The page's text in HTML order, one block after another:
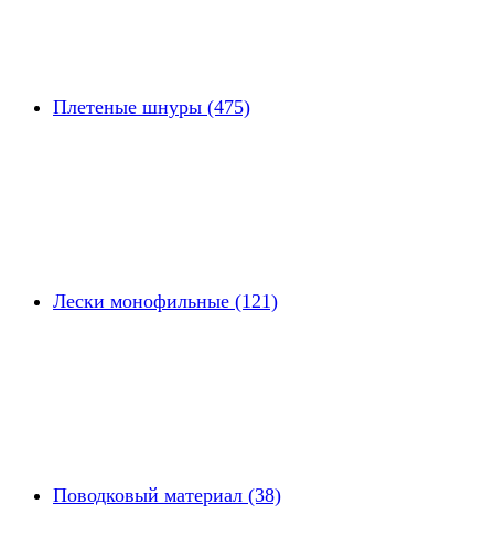
Плетеные шнуры (475)
Лески монофильные (121)
Поводковый материал (38)